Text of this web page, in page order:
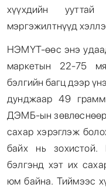
хүүхдийн
мэргэжилтнүүд
НЭМҮТ-өөс энэ
маркетын 22-75
бэлгийн багц дээр
дунджаар 49
ДЭМБ-ын зөвлөснөөр
сахар хэрэглэж
байх нь зохистой.
бэлгэнд хэт их
юм байна. Тиймээс